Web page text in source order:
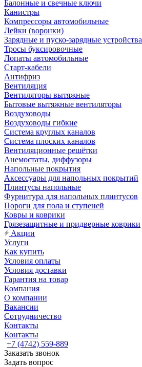
Балонные и свечные ключи
Канистры
Компрессоры автомобильные
Лейки (воронки)
Зарядные и пуско-зарядные устройства
Тросы буксировочные
Лопаты автомобильные
Старт-кабели
Антифриз
Вентиляция
Вентиляторы вытяжные
Бытовые вытяжные вентиляторы
Воздуховоды
Воздуховоды гибкие
Система круглых каналов
Система плоских каналов
Вентиляционные решётки
Анемостаты, диффузоры
Напольные покрытия
Аксессуары для напольных покрытий
Плинтусы напольные
Фурнитура для напольных плинтусов
Пороги для пола и ступеней
Ковры и коврики
Грязезащитные и придверные коврики
Акции
Услуги
Как купить
Условия оплаты
Условия доставки
Гарантия на товар
Компания
О компании
Вакансии
Сотрудничество
Контакты
Контакты
+7 (4742) 559-889
Заказать звонок
Задать вопрос